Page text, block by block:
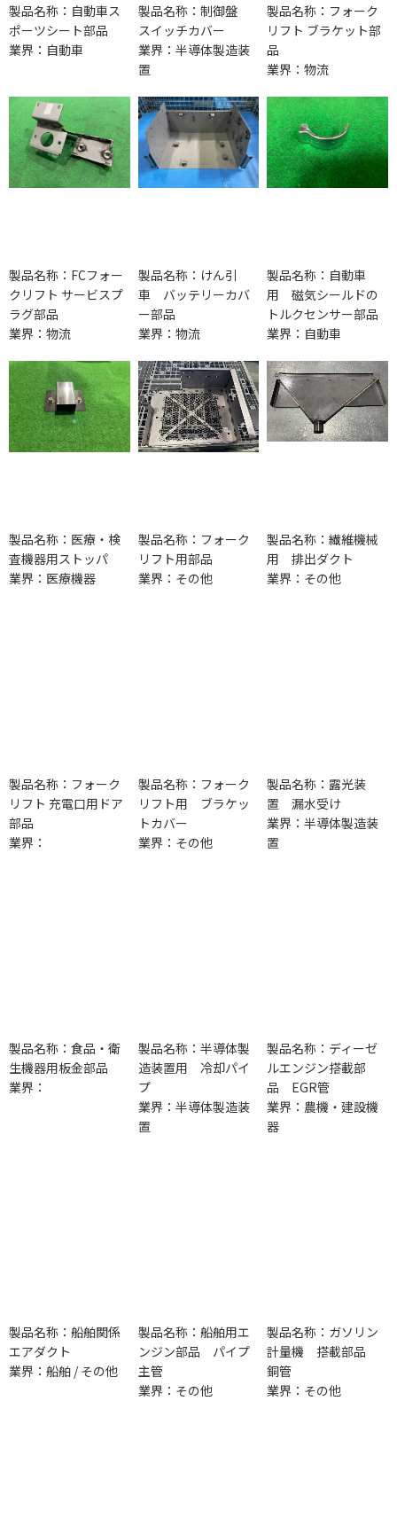
製品名称：自動車ス
ポーツシート部品
業界：自動車
製品名称：制御盤
スイッチカバー
業界：半導体製造装
置
製品名称：フォーク
リフト ブラケット部
品
業界：物流
製品名称：FCフォー
クリフト サービスプ
ラグ部品
業界：物流
製品名称：けん引
車 バッテリーカバ
ー部品
業界：物流
製品名称：自動車
用 磁気シールドの
トルクセンサー部品
業界：自動車
製品名称：医療・検
査機器用ストッパ
業界：医療機器
製品名称：フォーク
リフト用部品
業界：その他
製品名称：繊維機械
用 排出ダクト
業界：その他
製品名称：フォーク
リフト 充電口用ドア
部品
業界：
製品名称：フォーク
リフト用 ブラケッ
トカバー
業界：その他
製品名称：露光装
置 漏水受け
業界：半導体製造装
置
製品名称：食品・衛
生機器用板金部品
業界：
製品名称：半導体製
造装置用 冷却パイ
プ
業界：半導体製造装
置
製品名称：ディーゼ
ルエンジン搭載部
品 EGR管
業界：農機・建設機
器
製品名称：船舶関係
エアダクト
業界：船舶 / その他
製品名称：船舶用エ
ンジン部品 パイプ
主管
業界：その他
製品名称：ガソリン
計量機 搭載部品
銅管
業界：その他